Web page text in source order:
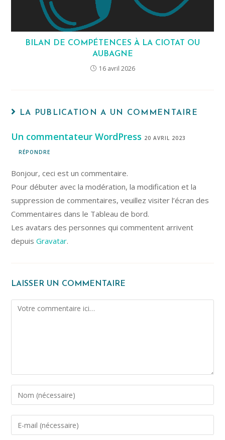
BILAN DE COMPÉTENCES À LA CIOTAT OU
AUBAGNE
16 avril 2026
LA PUBLICATION A UN COMMENTAIRE
Un commentateur WordPress 20 AVRIL 2023
RÉPONDRE
Bonjour, ceci est un commentaire.
Pour débuter avec la modération, la modification et la
suppression de commentaires, veuillez visiter l’écran des
Commentaires dans le Tableau de bord.
Les avatars des personnes qui commentent arrivent
depuisGravatar.
LAISSER UN COMMENTAIRE